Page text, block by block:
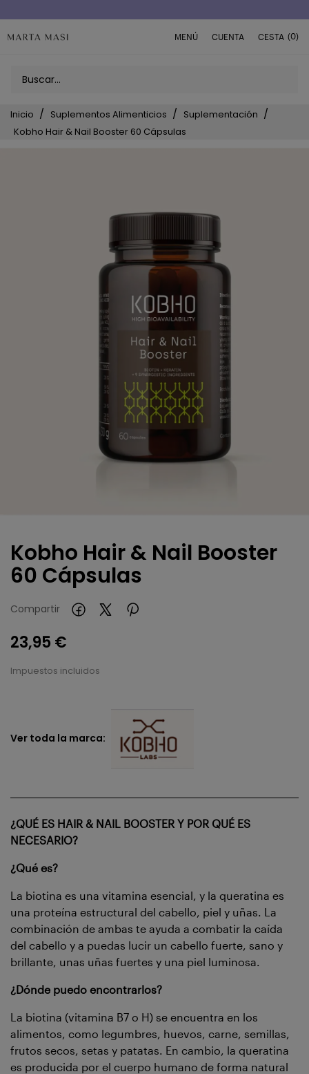
MENÚ CUENTA CESTA (0)
Inicio Suplementos Alimenticios
Suplementación
Kobho Hair & Nail Booster 60 Cápsulas
Kobho Hair & Nail Booster
60 Cápsulas
Compartir
23,95 €
Impuestos incluidos
Ver toda la marca:
¿QUÉ ES HAIR & NAIL BOOSTER Y POR QUÉ ES
NECESARIO?
¿Qué es?
La biotina es una vitamina esencial, y la queratina es
una proteína estructural del cabello, piel y uñas. La
combinación de ambas te ayuda a combatir la caída
del cabello y a puedas lucir un cabello fuerte, sano y
brillante, unas uñas fuertes y una piel luminosa.
¿Dónde puedo encontrarlos?
La biotina (vitamina B7 o H) se encuentra en los
alimentos, como legumbres, huevos, carne, semillas,
frutos secos, setas y patatas. En cambio, la queratina
es producida por el cuerpo humano de forma natural